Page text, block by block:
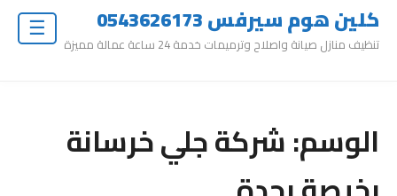
كلين هوم سيرفس 0543626173
تنظيف منازل صيانة واصلاح وترميمات خدمة 24 ساعة عمالة مميزة
الوسم:شركة جلي خرسانة